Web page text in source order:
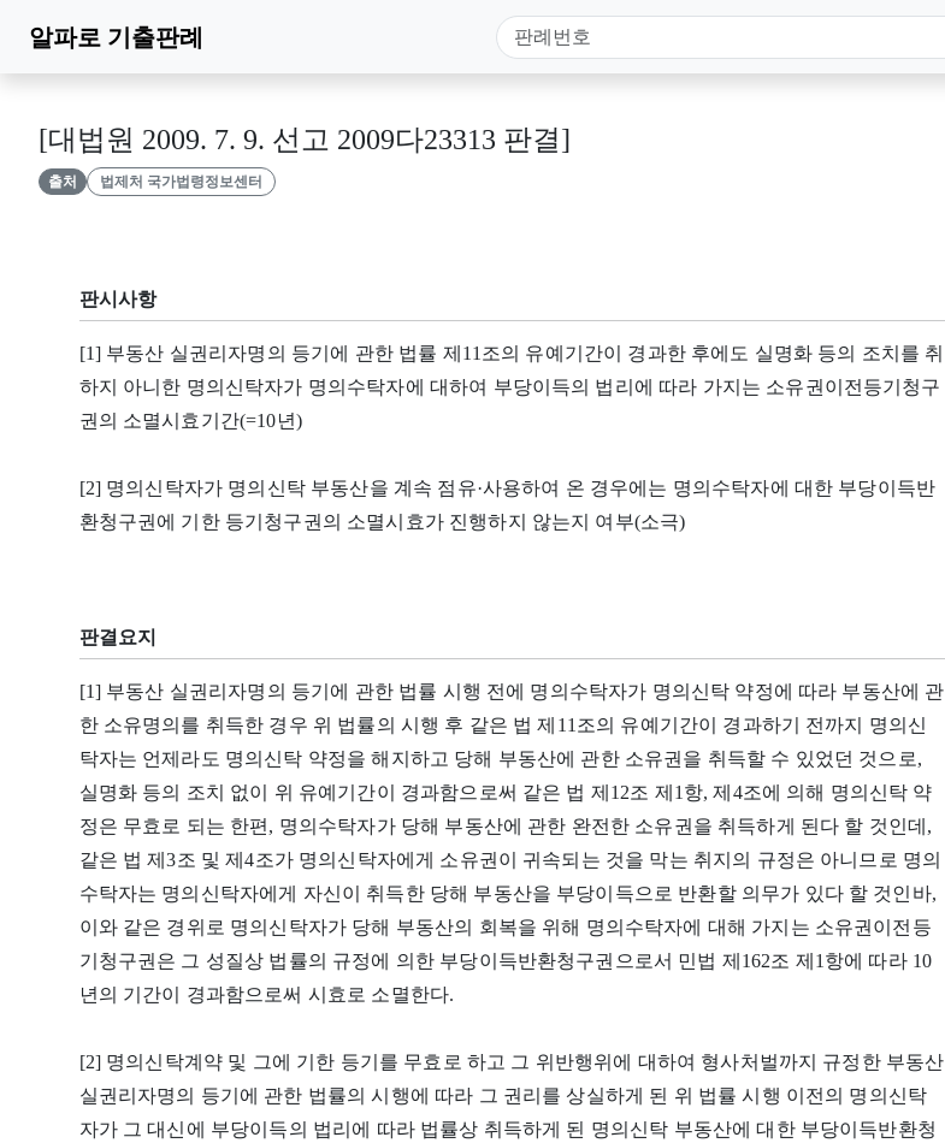
알파로 기출판례
[대법원 2009. 7. 9. 선고 2009다23313 판결]
출처 법제처 국가법령정보센터
판시사항
[1] 부동산 실권리자명의 등기에 관한 법률 제11조의 유예기간이 경과한 후에도 실명화 등의 조치를 취
하지 아니한 명의신탁자가 명의수탁자에 대하여 부당이득의 법리에 따라 가지는 소유권이전등기청구
권의 소멸시효기간(=10년)
[2] 명의신탁자가 명의신탁 부동산을 계속 점유·사용하여 온 경우에는 명의수탁자에 대한 부당이득반
환청구권에 기한 등기청구권의 소멸시효가 진행하지 않는지 여부(소극)
판결요지
[1] 부동산 실권리자명의 등기에 관한 법률 시행 전에 명의수탁자가 명의신탁 약정에 따라 부동산에 관
한 소유명의를 취득한 경우 위 법률의 시행 후 같은 법 제11조의 유예기간이 경과하기 전까지 명의신
탁자는 언제라도 명의신탁 약정을 해지하고 당해 부동산에 관한 소유권을 취득할 수 있었던 것으로,
실명화 등의 조치 없이 위 유예기간이 경과함으로써 같은 법 제12조 제1항, 제4조에 의해 명의신탁 약
정은 무효로 되는 한편, 명의수탁자가 당해 부동산에 관한 완전한 소유권을 취득하게 된다 할 것인데,
같은 법 제3조 및 제4조가 명의신탁자에게 소유권이 귀속되는 것을 막는 취지의 규정은 아니므로 명의
수탁자는 명의신탁자에게 자신이 취득한 당해 부동산을 부당이득으로 반환할 의무가 있다 할 것인바,
이와 같은 경위로 명의신탁자가 당해 부동산의 회복을 위해 명의수탁자에 대해 가지는 소유권이전등
기청구권은 그 성질상 법률의 규정에 의한 부당이득반환청구권으로서 민법 제162조 제1항에 따라 10
년의 기간이 경과함으로써 시효로 소멸한다.
[2] 명의신탁계약 및 그에 기한 등기를 무효로 하고 그 위반행위에 대하여 형사처벌까지 규정한 부동산
실권리자명의 등기에 관한 법률의 시행에 따라 그 권리를 상실하게 된 위 법률 시행 이전의 명의신탁
자가 그 대신에 부당이득의 법리에 따라 법률상 취득하게 된 명의신탁 부동산에 대한 부당이득반환청